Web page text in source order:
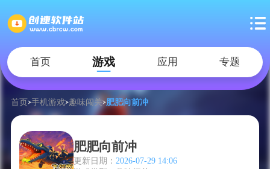
首页 游戏 应用 专题
首页 手机游戏 趣味闯关 肥肥向前冲
肥肥向前冲
更新日期： 2026-07-29 14:06